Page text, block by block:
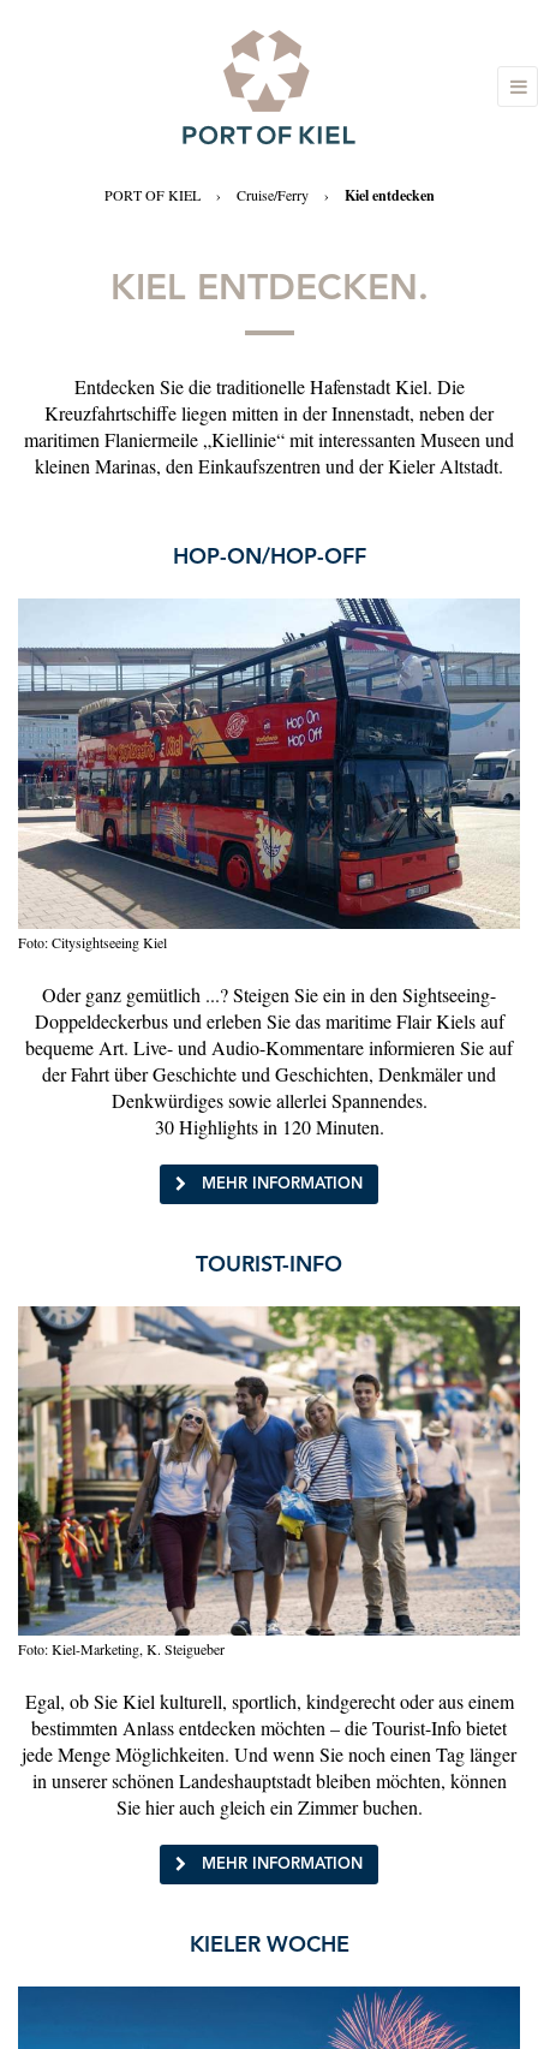
PORT OF KIEL › Cruise/Ferry › Kiel entdecken
KIEL ENTDECKEN.
Entdecken Sie die traditionelle Hafenstadt Kiel. Die
Kreuzfahrtschiffe liegen mitten in der Innenstadt, neben der
maritimen Flaniermeile „Kiellinie“ mit interessanten Museen und
kleinen Marinas, den Einkaufszentren und der Kieler Altstadt.
HOP-ON/HOP-OFF
Foto: Citysightseeing Kiel
Oder ganz gemütlich ...? Steigen Sie ein in den Sightseeing-
Doppeldeckerbus und erleben Sie das maritime Flair Kiels auf
bequeme Art. Live- und Audio-Kommentare informieren Sie auf
der Fahrt über Geschichte und Geschichten, Denkmäler und
Denkwürdiges sowie allerlei Spannendes.
30 Highlights in 120 Minuten.
MEHR INFORMATION
TOURIST-INFO
Foto: Kiel-Marketing, K. Steigueber
Egal, ob Sie Kiel kulturell, sportlich, kindgerecht oder aus einem
bestimmten Anlass entdecken möchten – die Tourist-Info bietet
jede Menge Möglichkeiten. Und wenn Sie noch einen Tag länger
in unserer schönen Landeshauptstadt bleiben möchten, können
Sie hier auch gleich ein Zimmer buchen.
MEHR INFORMATION
KIELER WOCHE